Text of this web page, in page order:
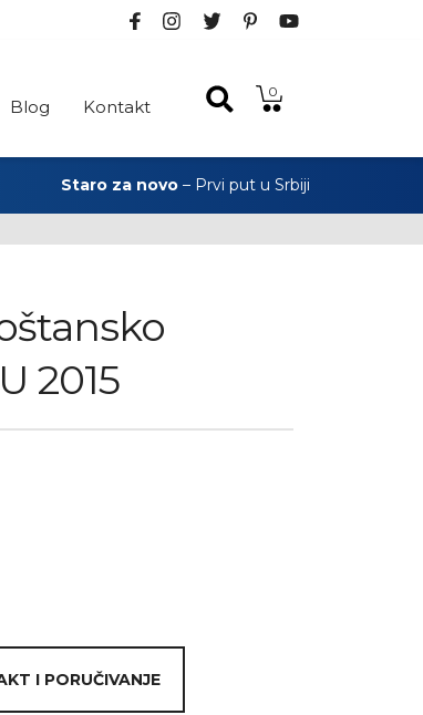
Blog Kontakt
0
Staro za novo– Prvi put u Srbiji
2015
I PORUČIVANJE